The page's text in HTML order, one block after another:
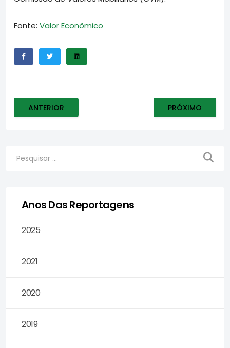
Fonte: Valor Econômico
ARTIGO ANTERIOR: VALOR ECONÔMICO – COCA-COLA
ANTERIOR PRÓXIMO
PRÓXIMO
Anos Das Reportagens
2025
2021
2020
2019